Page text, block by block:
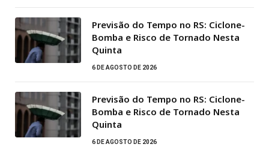
Previsão do Tempo no RS: Ciclone-
Bomba e Risco de Tornado Nesta
Quinta
6 DE AGOSTO DE 2026
Previsão do Tempo no RS: Ciclone-
Bomba e Risco de Tornado Nesta
Quinta
6 DE AGOSTO DE 2026